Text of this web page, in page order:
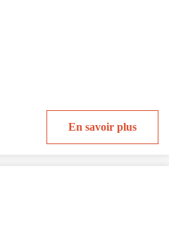
En savoir plus